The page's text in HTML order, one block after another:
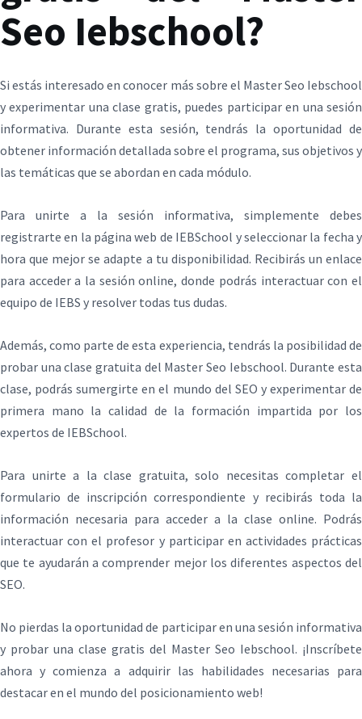
Seo Iebschool?
Si estás interesado en conocer más sobre el Master Seo Iebschool
y experimentar una clase gratis, puedes participar en una sesión
informativa. Durante esta sesión, tendrás la oportunidad de
obtener información detallada sobre el programa, sus objetivos y
las temáticas que se abordan en cada módulo.
Para unirte a la sesión informativa, simplemente debes
registrarte en la página web de IEBSchool y seleccionar la fecha y
hora que mejor se adapte a tu disponibilidad. Recibirás un enlace
para acceder a la sesión online, donde podrás interactuar con el
equipo de IEBS y resolver todas tus dudas.
Además, como parte de esta experiencia, tendrás la posibilidad de
probar una clase gratuita del Master Seo Iebschool. Durante esta
clase, podrás sumergirte en el mundo del SEO y experimentar de
primera mano la calidad de la formación impartida por los
expertos de IEBSchool.
Para unirte a la clase gratuita, solo necesitas completar el
formulario de inscripción correspondiente y recibirás toda la
información necesaria para acceder a la clase online. Podrás
interactuar con el profesor y participar en actividades prácticas
que te ayudarán a comprender mejor los diferentes aspectos del
SEO.
No pierdas la oportunidad de participar en una sesión informativa
y probar una clase gratis del Master Seo Iebschool. ¡Inscríbete
ahora y comienza a adquirir las habilidades necesarias para
destacar en el mundo del posicionamiento web!